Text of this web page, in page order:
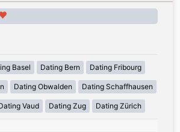
Basel Dating Bern Dating Fribourg
Dating Obwalden Dating Schaffhausen
Vaud Dating Zug Dating Zürich